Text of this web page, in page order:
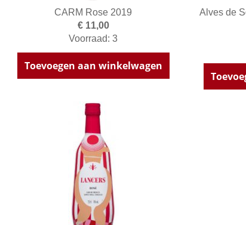
CARM Rose 2019
€ 11,00
Voorraad: 3
Toevoegen aan winkelwagen
Alves de